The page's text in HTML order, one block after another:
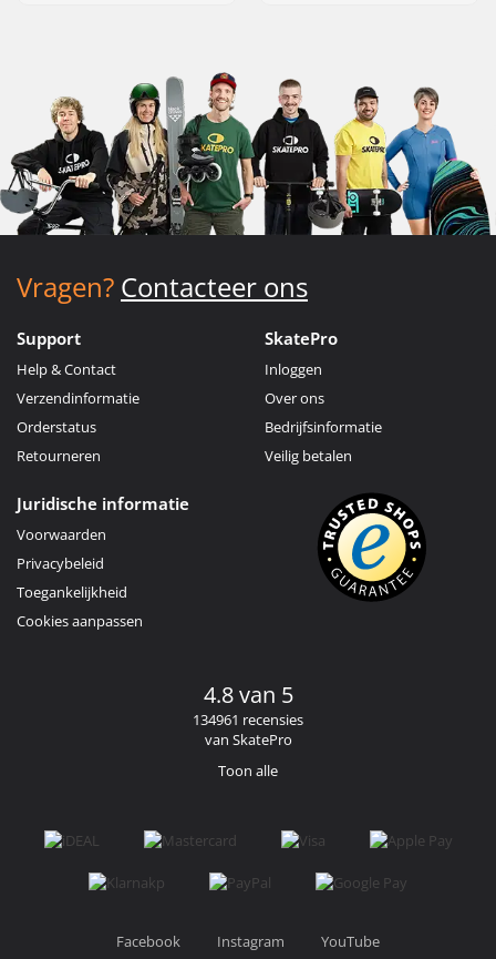
Vragen? Contacteer ons
Support
Help & Contact
Verzendinformatie
Orderstatus
Retourneren
SkatePro
Inloggen
Over ons
Bedrijfsinformatie
Veilig betalen
Juridische informatie
Voorwaarden
Privacybeleid
Toegankelijkheid
Cookies aanpassen
4.8 van 5
134961 recensies
van SkatePro
Toon alle
Facebook Instagram YouTube